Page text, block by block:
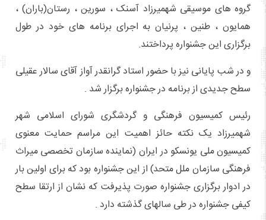
گروه های موسیقی شهمیرزاد آسنک ، سورین ، رستان(باران) ،
همایون ، طنین ، پرنیان به اجرای برنامه های خود در طول
برگزاری این جشنواره پرداختند.
و در شب پایانی نیز با حضور استاد گرانقدر آواز آقای سالار عقیلی
سطح جدیدی از برنامه در جشنواره برگزار شد .
رئیس کمیسیون فرهنگی و گردشگری شورای اسلامی شهر
شهمیرزاد یک نکته حائز اهمیت این مراسم حمایت معنوی
کمیسیون ملی یونسکو در ایران (نماینده سازمان تخصصی میراث
فرهنگی سازمان ملل متحد) از این جشنواره بود که برای اولین بار
در ادوار برگزاری جشنواره صورت پذیرفت که نشان از ارتقا سطح
کیفی جشنواره در طی سالهای گذشته دارد .